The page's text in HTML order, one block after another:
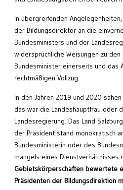
In übergreifenden
der Bildungsdirektor an die
Bundesministers und der
widersprüchliche Weisungen zu
Bundesminister einerseits und das
rechtmäßigen Vollzug.
In den Jahren 2019 und 2020
das war die Landeshauptfrau oder
Landesregierung. Das Land
der Präsident stand monokratisch
Bundesministerin oder des
mangels eines Dienstverhältnisses
Gebietskörperschaften bewertete
Präsidenten der Bildungsdirektion